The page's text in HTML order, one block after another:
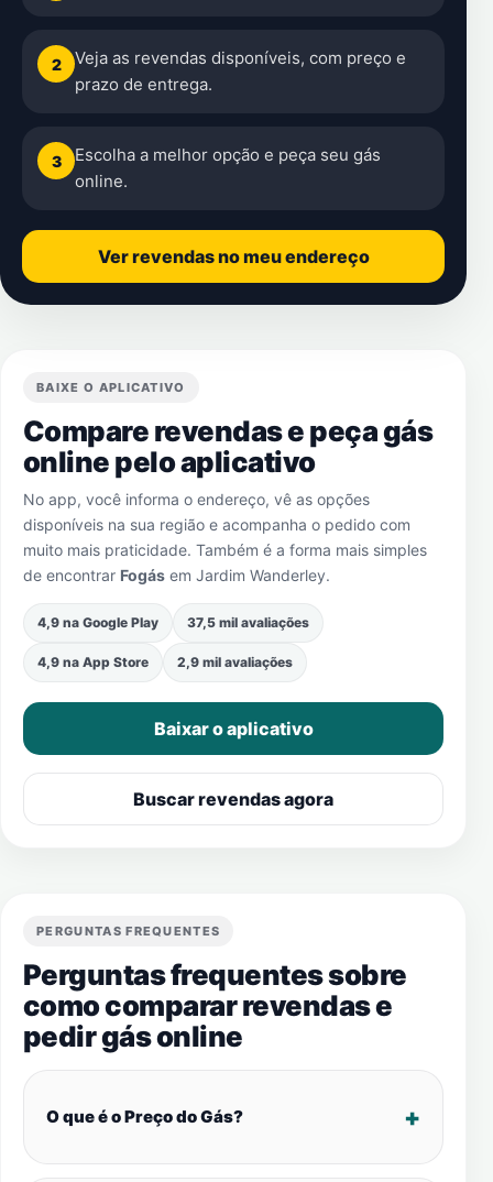
2
Veja as revendas disponíveis, com preço e
prazo de entrega.
3
Escolha a melhor opção e peça seu gás
online.
Ver revendas no meu endereço
BAIXE O APLICATIVO
Compare revendas e peça gás
online pelo aplicativo
No app, você informa o endereço, vê as opções
disponíveis na sua região e acompanha o pedido com
muito mais praticidade. Também é a forma mais simples
de encontrar Fogás em Jardim Wanderley.
4,9 na Google Play 37,5 mil avaliações
4,9 na App Store 2,9 mil avaliações
Baixar o aplicativo
Buscar revendas agora
PERGUNTAS FREQUENTES
Perguntas frequentes sobre
como comparar revendas e
pedir gás online
O que é o Preço do Gás?